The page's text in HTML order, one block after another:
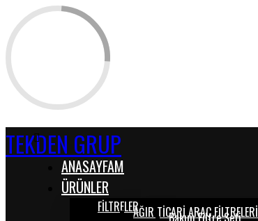
TEKDEN GRUP
ANASAYFAM
ÜRÜNLER
FİLTRELERAĞIR TİCARİ ARAÇ FİLTRELERİ